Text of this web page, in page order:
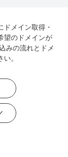
メイン取得・
望のドメインが
みの流れとドメ
。